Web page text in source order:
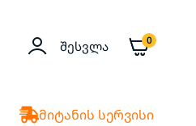
Შესვლა 0
მიტანის სერვისი